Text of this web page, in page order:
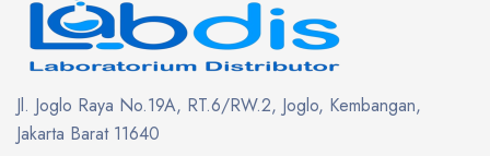
Jl. Joglo Raya No.19A, RT.6/RW.2, Joglo, Kembangan,
Jakarta Barat 11640